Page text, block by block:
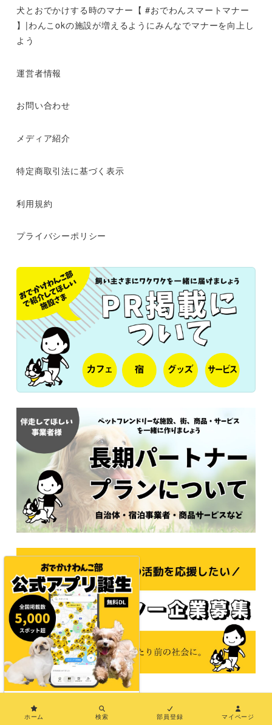
犬とおでかけする時のマナー【 #おでわんスマートマナー
】|わんこokの施設が増えるようにみんなでマナーを向上し
よう
運営者情報
お問い合わせ
メディア紹介
特定商取引法に基づく表示
利用規約
プライバシーポリシー
© 2021おでかけわんこ部
ホーム 検索 部員登録 マイページ